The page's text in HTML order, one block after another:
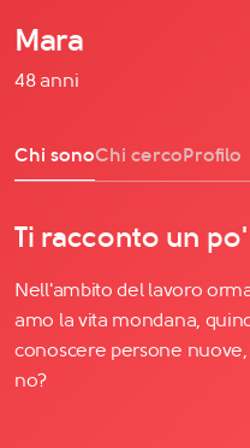
Instagram
TikTok
Mara
48 anni
Chi sonoChi cercoProfilo
Ti racconto un
Nell'ambito del lavoro
amo la vita mondana,
conoscere persone
no?